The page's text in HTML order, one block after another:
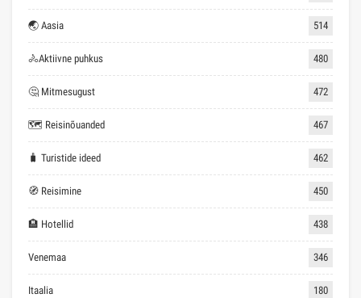
🌏 Aasia 514
🚴Aktiivne puhkus 480
🤔 Mitmesugust 472
🗺 Reisinõuanded 467
🧳 Turistide ideed 462
🧭 Reisimine 450
🏨 Hotellid 438
Venemaa 346
Itaalia 180